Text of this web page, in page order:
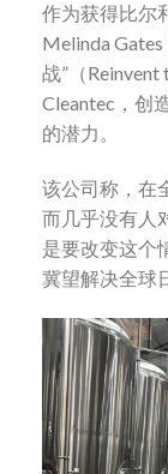
作为获得比尔
Melinda
战”（Reinvent
Cleantec，创
的潜力。
该公司称，在
而几乎没有人
是要改变这个
冀望解决全球